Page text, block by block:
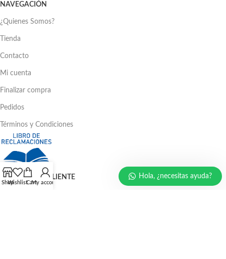
NAVEGACIÓN
¿Quienes Somos?
Tienda
Contacto
Mi cuenta
Finalizar compra
Pedidos
Términos y Condiciones
ATENCIÓN AL CLIENTE
ShopWishlistCartMy account
Hola, ¿necesitas ayuda?